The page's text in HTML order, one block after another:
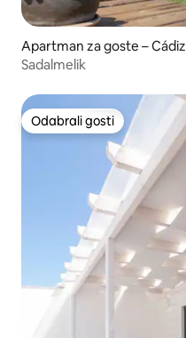
Apartman za goste – Cádiz
Sadalmelik
Odabrali gosti
Odabrali gosti